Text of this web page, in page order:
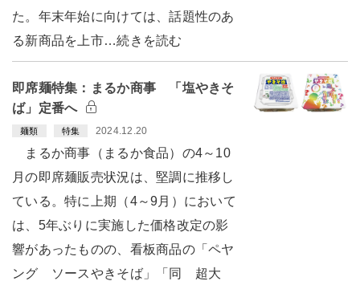
た。年末年始に向けては、話題性のあ
る新商品を上市…続きを読む
即席麺特集：まるか商事 「塩やきそ
ば」定番へ
麺類 特集 2024.12.20
まるか商事（まるか食品）の4～10
月の即席麺販売状況は、堅調に推移し
ている。特に上期（4～9月）において
は、5年ぶりに実施した価格改定の影
響があったものの、看板商品の「ペヤ
ング ソースやきそば」「同 超大